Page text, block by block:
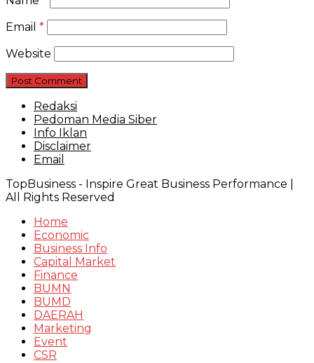
Email *
Website
Redaksi
Pedoman Media Siber
Info Iklan
Disclaimer
Email
TopBusiness - Inspire Great Business Performance |
All Rights Reserved
Home
Economic
Business Info
Capital Market
Finance
BUMN
BUMD
DAERAH
Marketing
Event
CSR